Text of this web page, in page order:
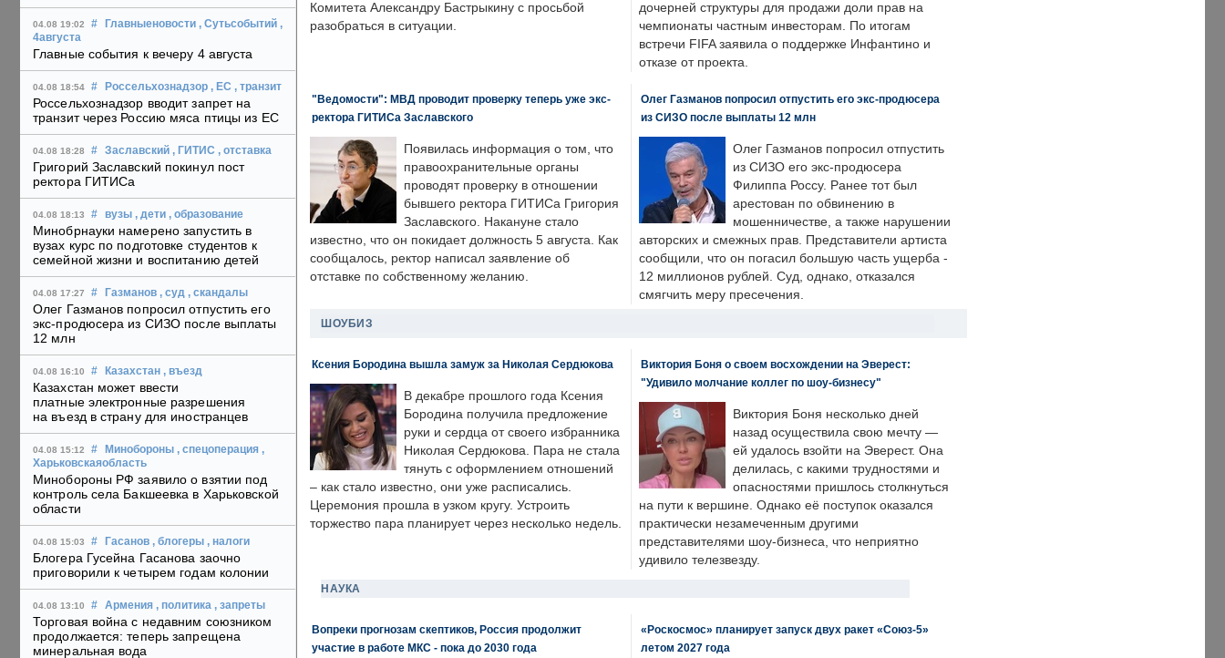
04.08 19:02 # Главныеновости , Сутьсобытий ,
4августа
Главные события к вечеру 4 августа
04.08 18:54 # Россельхознадзор , ЕС , транзит
Россельхознадзор вводит запрет на
транзит через Россию мяса птицы из ЕС
04.08 18:28 # Заславский , ГИТИС , отставка
Григорий Заславский покинул пост
ректора ГИТИСа
04.08 18:13 # вузы , дети , образование
Минобрнауки намерено запустить в
вузах курс по подготовке студентов к
семейной жизни и воспитанию детей
04.08 17:27 # Газманов , суд , скандалы
Олег Газманов попросил отпустить его
экс-продюсера из СИЗО после выплаты
12 млн
04.08 16:10 # Казахстан , въезд
Казахстан может ввести
платные электронные разрешения
на въезд в страну для иностранцев
04.08 15:12 # Минобороны , спецоперация ,
Харьковскаяобласть
Минобороны РФ заявило о взятии под
контроль села Бакшеевка в Харьковской
области
04.08 15:03 # Гасанов , блогеры , налоги
Блогера Гусейна Гасанова заочно
приговорили к четырем годам колонии
04.08 13:10 # Армения , политика , запреты
Торговая война с недавним союзником
продолжается: теперь запрещена
минеральная вода
Комитета Александру Бастрыкину с просьбой
разобраться в ситуации.
дочерней структуры для продажи доли прав на
чемпионаты частным инвесторам. По итогам
встречи FIFA заявила о поддержке Инфантино и
отказе от проекта.
"Ведомости": МВД проводит проверку теперь уже экс-
ректора ГИТИСа Заславского
Появилась информация о том, что
правоохранительные органы
проводят проверку в отношении
бывшего ректора ГИТИСа Григория
Заславского. Накануне стало
известно, что он покидает должность 5 августа. Как
сообщалось, ректор написал заявление об
отставке по собственному желанию.
Олег Газманов попросил отпустить его экс-продюсера
из СИЗО после выплаты 12 млн
Олег Газманов попросил отпустить
из СИЗО его экс-продюсера
Филиппа Россу. Ранее тот был
арестован по обвинению в
мошенничестве, а также нарушении
авторских и смежных прав. Представители артиста
сообщили, что он погасил большую часть ущерба -
12 миллионов рублей. Суд, однако, отказался
смягчить меру пресечения.
ШОУБИЗ
Ксения Бородина вышла замуж за Николая Сердюкова
В декабре прошлого года Ксения
Бородина получила предложение
руки и сердца от своего избранника
Николая Сердюкова. Пара не стала
тянуть с оформлением отношений
– как стало известно, они уже расписались.
Церемония прошла в узком кругу. Устроить
торжество пара планирует через несколько недель.
Виктория Боня о своем восхождении на Эверест:
"Удивило молчание коллег по шоу-бизнесу"
Виктория Боня несколько дней
назад осуществила свою мечту —
ей удалось взойти на Эверест. Она
делилась, с какими трудностями и
опасностями пришлось столкнуться
на пути к вершине. Однако её поступок оказался
практически незамеченным другими
представителями шоу-бизнеса, что неприятно
удивило телезвезду.
НАУКА
Вопреки прогнозам скептиков, Россия продолжит
участие в работе МКС - пока до 2030 года
«Роскосмос» планирует запуск двух ракет «Союз-5»
летом 2027 года